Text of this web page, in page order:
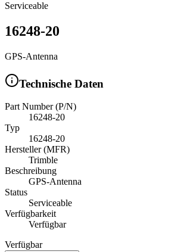
Serviceable
16248-20
GPS-Antenna
Technische Daten
Part Number (P/N)
16248-20
Typ
16248-20
Hersteller (MFR)
Trimble
Beschreibung
GPS-Antenna
Status
Serviceable
Verfügbarkeit
Verfügbar
Verfügbar